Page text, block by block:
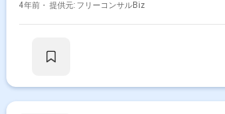
4年前・ 提供元: フリーコンサルBiz